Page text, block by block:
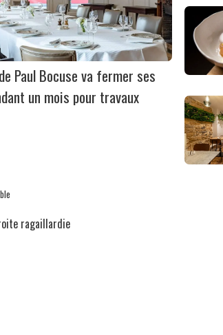
Paul Bocuse va fermer ses
un mois pour travaux
ragaillardie